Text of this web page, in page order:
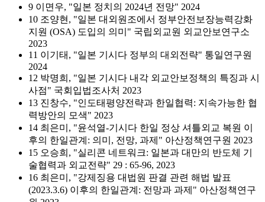
9 이면우, "일본 정치의 2024년 전망" 2024
10 조양현, "일본 대외원조에서 정부안전보장능력강화
지원 (OSA) 도입의 의미" 국립외교원 외교안보연구소
2023
11 이기태, "일본 기시다 정부의 대외전략" 통일연구원
2024
12 박명희, "일본 기시다 내각 외교안보정책의 특징과 시
사점" 국회입법조사처 2023
13 진창수, "인도태평양전략과 한일협력: 지속가능한 협
력방안의 모색" 2023
14 최은미, "윤석열-기시다 한일 정상 셔틀외교 복원 이
후의 한일관계: 의미, 전망, 과제" 아산정책연구원 2023
15 오승희, "실리콘 네트워크: 일본과 대만의 반도체 기
술협력과 외교전략" 29 : 65-96, 2023
16 최은미, "강제징용 대법원 판결 관련 해법 발표
(2023.3.6) 이후의 한일관계: 전망과 과제" 아산정책연구